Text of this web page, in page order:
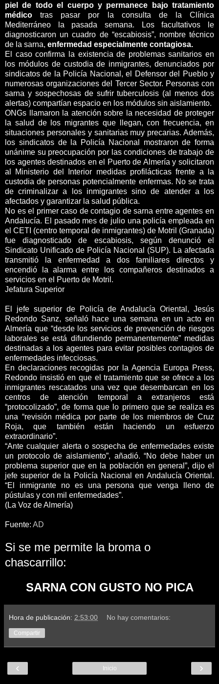
piel de todo el cuerpo y permanece bajo tratamiento
médicotras pasar por la consulta de la Clínica
Mediterráneo la pasada semana. Los facultativos le
diagnosticaron un cuadro de “escabiosis”, nombre técnico
de la sarna, enfermedad especialmente contagiosa.
El caso confirma la existencia de problemas sanitarios en
los módulos de custodia de inmigrantes, denunciados por
sindicatos de la Policía Nacional, el Defensor del Pueblo y
numerosas organizaciones del Tercer Sector. Personas con
sarna y sospechosas de sufrir tuberculosis (al menos dos
alertas) compartían espacio en los módulos sin aislamiento.
ONGs llamaron la atención sobre la necesidad de proteger
la salud de los migrantes que llegan, con frecuencia, en
situaciones personales y sanitarias muy precarias. Además,
los sindicatos de la Policía Nacional mostraron de forma
unánime su preocupación por las condiciones de trabajo de
los agentes destinados en el Puerto de Almería y solicitaron
al Ministerio del Interior medidas profilácticas frente a la
custodia de personas potencialmente enfermas. No se trata
de criminalizar a los inmigrantes sino de atender a los
afectados y garantizar la salud pública.
No es el primer caso de contagio de sarna entre agentes en
Andalucía. El pasado mes de julio una policía empleada en
el CETI (centro temporal de inmigrantes) de Motril (Granada)
fue diagnosticado de escabiosis, según denunció el
Sindicato Unificado de Policía Nacional (SUP). La afectada
transmitió la enfermedad a dos familiares directos y
encendió la alarma entre los compañeros destinados a
servicios en el Puerto de Motril.
Jefatura Superior
El jefe superior de Policía de Andalucía Oriental, Jesús
Redondo Sanz, señaló hace una semana en un acto en
Almería que “desde los servicios de prevención de riesgos
laborales se está difundiendo permanentemente” medidas
destinadas a los agentes para evitar posibles contagios de
enfermedades infecciosas.
En declaraciones recogidas por la Agencia Europa Press,
Redondo insistió en que el tratamiento que se ofrece a los
inmigrantes rescatados una vez que desembarcan en los
centros de atención temporal a extranjeros está
“protocolizado”, de forma que lo primero que se realiza es
una “revisión médica por parte de los miembros de Cruz
Roja, que también están haciendo un esfuerzo
extraordinario”.
“Ante cualquier alerta o sospecha de enfermedades existe
un protocolo de aislamiento”, añadió. “No debe haber un
problema superior que en la población en general”, dijo el
jefe superior de la Policía Nacional en Andalucía Oriental.
“El inmigrante no es una persona que venga lleno de
pústulas y con mil enfermedades”.
(La Voz de Almería)
Fuente: AD
Si se me permite la broma o
chascarrillo:
SARNA CON GUSTO NO PICA
Hora de publicación: 2:53:00 No hay comentarios:
Compartir
‹ ›
Inicio